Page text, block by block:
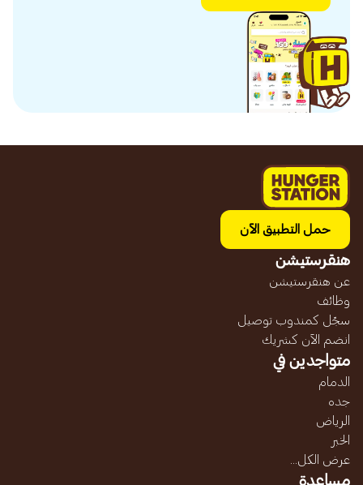
حمل التطبيق الآن
هنقرستيشن
عن هنقرستيشن
وظائف
سجّل كمندوب توصيل
انضم الآن كشريك
متواجدين في
الدمام
جده
الرياض
الخبر
عرض الكل...
مساعدة